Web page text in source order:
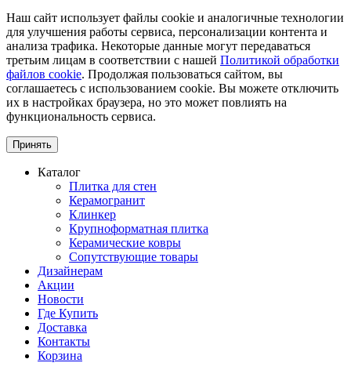
Наш сайт использует файлы cookie и аналогичные технологии
для улучшения работы сервиса, персонализации контента и
анализа трафика. Некоторые данные могут передаваться
третьим лицам в соответствии с нашей Политикой обработки
файлов cookie. Продолжая пользоваться сайтом, вы
соглашаетесь с использованием cookie. Вы можете отключить
их в настройках браузера, но это может повлиять на
функциональность сервиса.
Принять
Каталог
Плитка для стен
Керамогранит
Клинкер
Крупноформатная плитка
Керамические ковры
Сопутствующие товары
Дизайнерам
Акции
Новости
Где Купить
Доставка
Контакты
Корзина